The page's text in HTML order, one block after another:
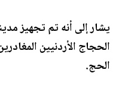
يشار إلى أنه تم تجهيز
الحجاج الأردنيين
الحج.